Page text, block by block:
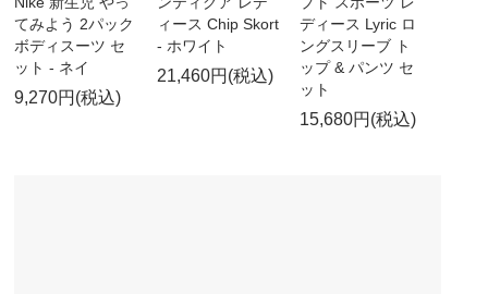
てみよう 2パック
ボディスーツ セ
ット - ネイ
9,270円(税込)
ィース Chip Skort
- ホワイト
21,460円(税込)
ディース Lyric ロ
ングスリーブ ト
ップ & パンツ セ
ット
15,680円(税込)